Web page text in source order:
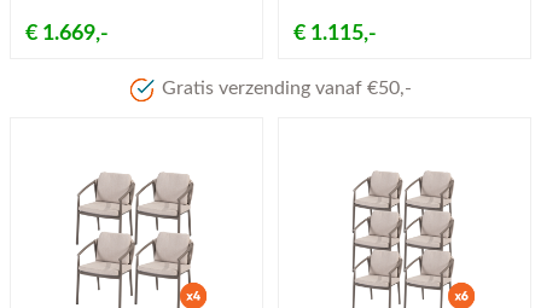
€ 1.669,- € 1.115,-